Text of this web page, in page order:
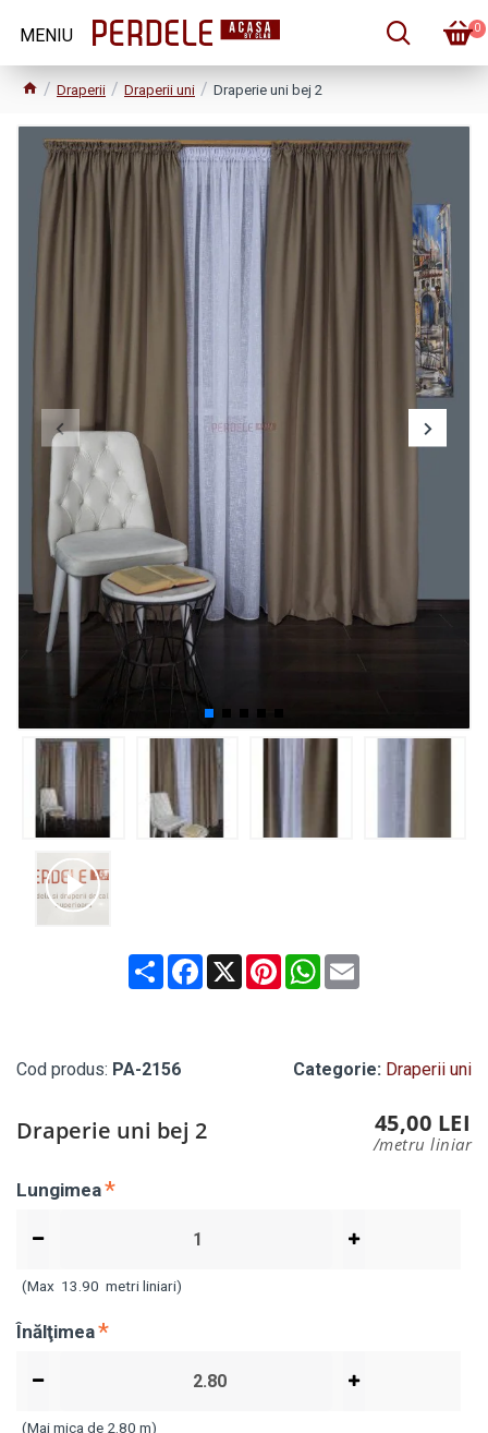
0
Draperii Draperii uni Draperie uni bej 2
ShareFacebook
X PinterestWhatsApp
Email
Cod produs: PA-2156 Categorie: Draperii uni
Draperie uni bej 2 45,00 LEI
/metru liniar
Lungimea
(Max 13.90 metri liniari)
Înălţimea
(Mai mica de 2.80 m)